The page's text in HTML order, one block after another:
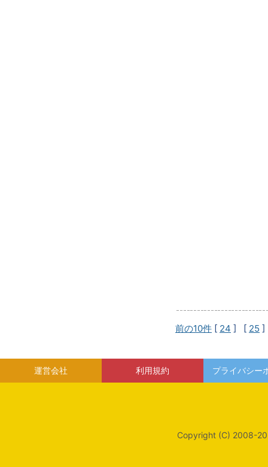
前の10件 [ 24 ] [ 25
運営会社 利用規約 プライバシー
Copyright (C) 2008-